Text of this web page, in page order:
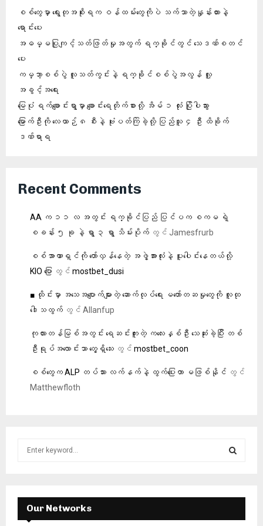
စစ်တွေမှာ ရွေးတုအစိုးရက ဝန်ထမ်းတွေကိုပဲ သက်သာတဲ့နှုန်းထားနဲ့
ရောင်းပေး
အဓမ္မပြုကျင့်သတ်ဖြတ်မှုအတွက် ရက္ခိုင်တွင် သေဒဏ်စတင်
ပေး
ကမ္ဘာ့စစ်ပွဲ လူသတ်ကွင်းနဲ့ ရက္ခိုင်စစ်ပွဲအလွန် လူ့
အခွင့်အရေး
မြေပုံ ရက်ချောင်းရွာမှာ ချောင်းရေတိုက်စားလို့ အိမ် ၁ လုံး ပြိုပါသွား
မြောက်ဦးကို လေယာဉ် ၈ စီးနဲ့ ဗုံးပတ်ကြဲခဲ့လို့ ပြည်သူ ၄ ဦး ထိခိုက်
ဒဏ်ရာရ
Recent Comments
AA က ၁၁ လ အတွင်း ရက္ခိုင်ပြည် ပြင်ပက စကမ ရဲ့
စခန်း ၅ ခု နဲ့ ရွာ ၃ ရွာ သိမ်းပိုက် တွင် Jamesfrurb
စစ်အာဏာရှင်ကို တော်လှန်နေတဲ့ အဖွဲ့အားလုံးနဲ့ ပူးပေါင်းနေတယ်လို့
KIO ‌ပြော တွင် mostbet_dusi
■ ထိုင်းမှာ အသေအပျောက်များတဲ့ ဆောက်လုပ်ရေး မတော်တဆမှုတွေကို လူထု
ဒေါသထွက် တွင် Allanfup
ကုလားတန်မြစ်အတွင်း ရေဆင်းကူးတဲ့ ကလေးနှစ်ဦး သေဆုံးခဲ့ပြီး တစ်
ဦးရုပ်အလောင်းသာ တွေ့ရှိသေး တွင် mostbet_coon
စစ်တွေက ALP တပ်သား လက်နက်နဲ့ ထွက်ပြေးတာ မဖြစ်နိုင် တွင်
Matthewfloth
f
E
A
Our Networks